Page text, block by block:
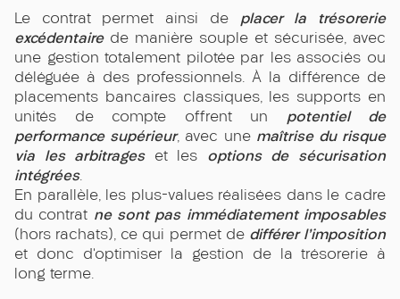
Le contrat permet ainsi de placer la trésorerie
excédentairede manière souple et sécurisée, avec
une gestion totalement pilotée par les associés ou
déléguée à des professionnels. À la différence de
placements bancaires classiques, les supports en
unités de compte offrent un potentiel de
performance supérieur, avec une maîtrise du risque
via les arbitrageset les options de sécurisation
intégrées.
En parallèle, les plus-values réalisées dans le cadre
du contrat ne sont pas immédiatement imposables
(hors rachats), ce qui permet de différer l’imposition
et donc d’optimiser la gestion de la trésorerie à
long terme.